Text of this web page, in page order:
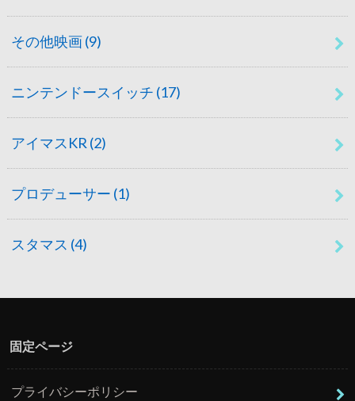
その他映画(9)
ニンテンドースイッチ (17)
アイマスKR (2)
プロデューサー (1)
スタマス (4)
固定ページ
プライバシーポリシー